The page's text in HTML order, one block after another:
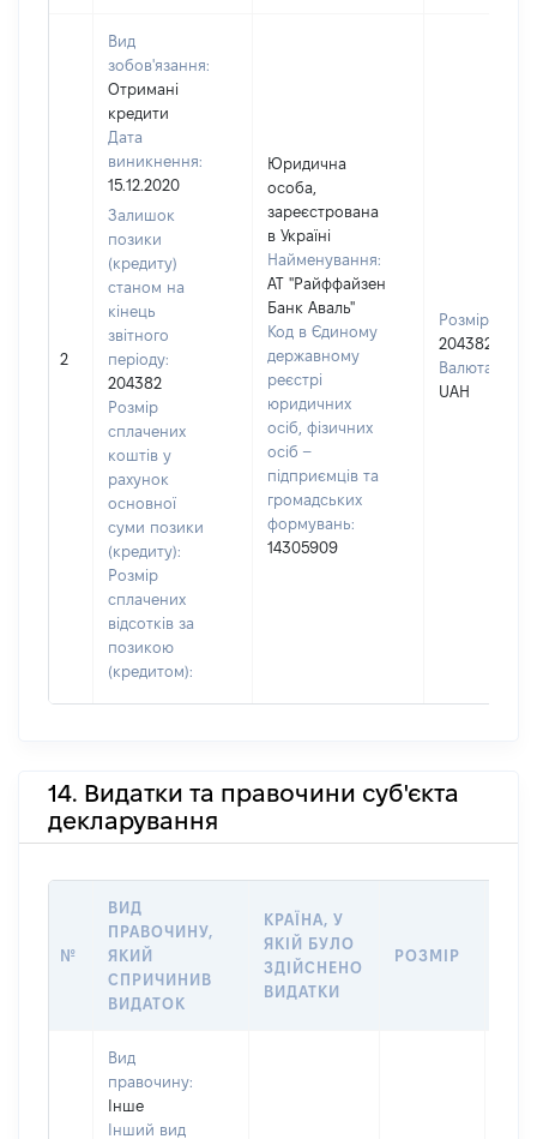
2
Вид
зобов'язання:
Отримані
кредити
Дата
виникнення:
15.12.2020
Залишок
позики
(кредиту)
станом на
кінець
звітного
періоду:
204382
Розмір
сплачених
коштів у
рахунок
основної
суми позики
(кредиту):
Розмір
сплачених
відсотків за
позикою
(кредитом):
Юридична
особа,
зареєстрована
в Україні
Найменування:
АТ "Райффайзен
Банк Аваль"
Код в Єдиному
державному
реєстрі
юридичних
осіб, фізичних
осіб –
підприємців та
громадських
формувань:
14305909
Розмір:
204382
Валюта:
UAH
14. Видатки та правочини суб'єкта
декларування
№
ВИД
ПРАВОЧИНУ,
ЯКИЙ
СПРИЧИНИВ
ВИДАТОК
КРАЇНА, У
ЯКІЙ БУЛО
ЗДІЙСНЕНО
ВИДАТКИ
РОЗМІР
Вид
правочину:
Інше
Інший вид